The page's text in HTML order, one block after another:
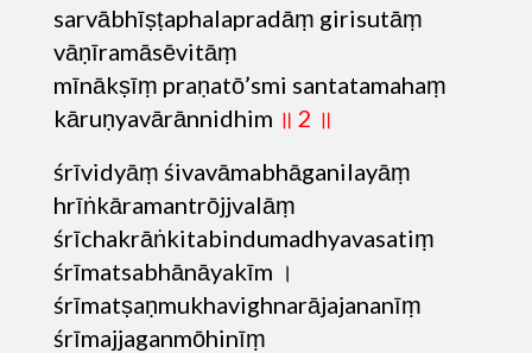
sarvābhīṣṭaphalapradāṃ girisutāṃ
vāṇīramāsēvitāṃ
mīnākṣīṃ praṇatō’smi santatamahaṃ
kāruṇyavārānnidhim ॥ 2 ॥
śrīvidyāṃ śivavāmabhāganilayāṃ
hrīṅkāramantrōjjvalāṃ
śrīchakrāṅkitabindumadhyavasatiṃ
śrīmatsabhānāyakīm ।
śrīmatṣaṇmukhavighnarājajananīṃ
śrīmajjaganmōhinīṃ